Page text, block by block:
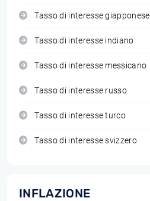
Tasso di interesse giapponese
Tasso di interesse indiano
Tasso di interesse messicano
Tasso di interesse russo
Tasso di interesse turco
Tasso di interesse svizzero
INFLAZIONE